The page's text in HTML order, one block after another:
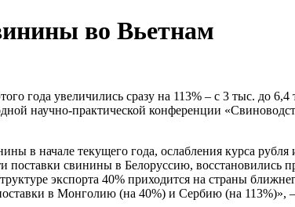
во Вьетнам
года увеличились сразу на 113% – с 3 тыс. до
научно-практической конференции
в начале текущего года, ослабления курса
поставки свинины в Белоруссию,
экспорта 40% приходится на страны
в Монголию (на 40%) и Сербию (на